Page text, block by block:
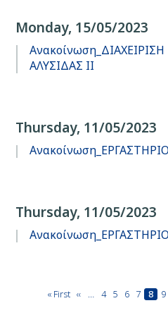
Monday, 15/05/2023
ΑΛΥΣΙΔΑΣ ΙΙ
Thursday, 11/05/2023
Thursday, 11/05/2023
Pagination
First
« First Previous
‹‹ … Page
4 Page
5 Page
6 Page
7
page
8 9